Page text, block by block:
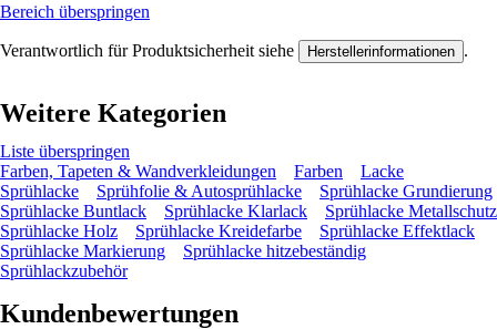
Bereich überspringen
Verantwortlich für Produktsicherheit siehe Herstellerinformationen .
Weitere Kategorien
Liste überspringen
Farben, Tapeten & Wandverkleidungen
Farben
Lacke
Sprühlacke
Sprühfolie & Autosprühlacke
Sprühlacke Grundierung
Sprühlacke Buntlack
Sprühlacke Klarlack
Sprühlacke Metallschutz
Sprühlacke Holz
Sprühlacke Kreidefarbe
Sprühlacke Effektlack
Sprühlacke Markierung
Sprühlacke hitzebeständig
Sprühlackzubehör
Kundenbewertungen